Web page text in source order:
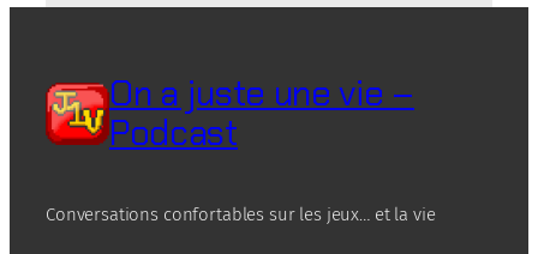
On a juste une vie –
Podcast
Conversations confortables sur les jeux… et la vie